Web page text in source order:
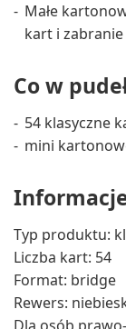
Małe
kart i
Co w
54 klasyczne
mini
Typ produktu:
Liczba kart: 54
Format: bridge
Rewers:
Dla osób